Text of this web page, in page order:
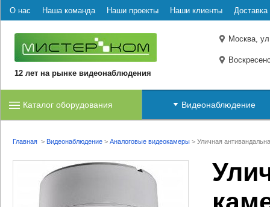
О нас Наша команда Наши проекты Наши клиенты Доставка
12 лет на рынке видеонаблюдения
Москва,
Каталог оборудования Видеонаблюдение
Главная > Видеонаблюдение > Аналоговые видеокамеры > Уличная